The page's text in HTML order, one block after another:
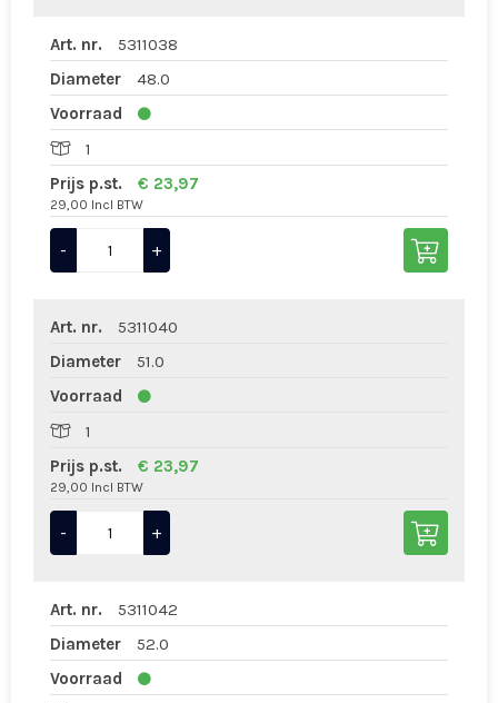
Art. nr.
5311038
Diameter
48.0
Voorraad
1
Prijs p.st.
€ 23,97
29,00 Incl BTW
- +
Art. nr.
5311040
Diameter
51.0
Voorraad
1
Prijs p.st.
€ 23,97
29,00 Incl BTW
- +
Art. nr.
5311042
Diameter
52.0
Voorraad